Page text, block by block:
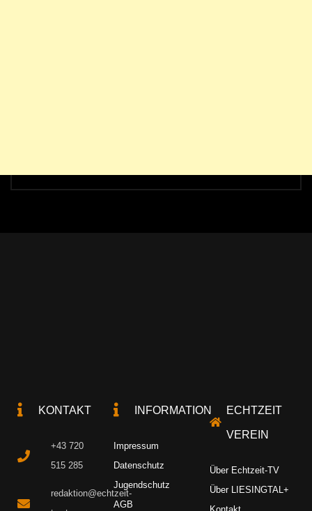
KONTAKT
+43 720
515 285
redaktion@echtzeit-
INFORMATION
Impressum
Datenschutz
Jugendschutz
AGB
ECHTZEIT
VEREIN
Über Echtzeit-TV
Über LIESINGTAL+